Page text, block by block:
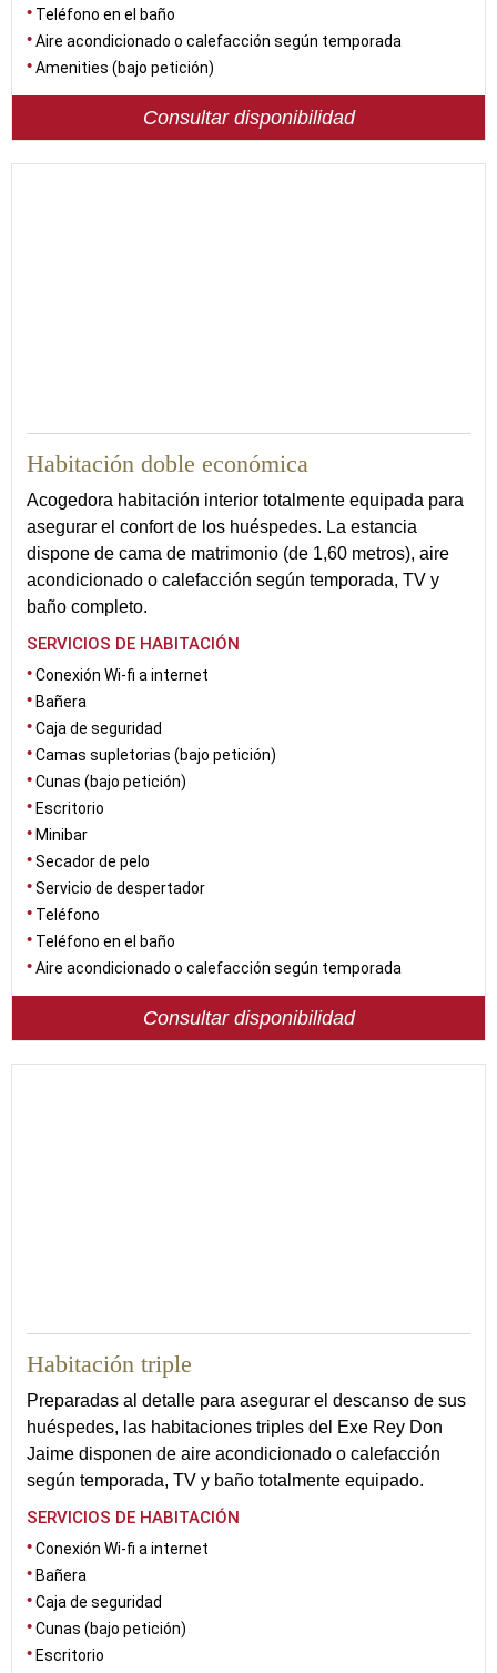
Teléfono en el baño
Aire acondicionado o calefacción según temporada
Amenities (bajo petición)
Consultar disponibilidad
Habitación doble económica
Acogedora habitación interior totalmente equipada para
asegurar el confort de los huéspedes. La estancia
dispone de cama de matrimonio (de 1,60 metros), aire
acondicionado o calefacción según temporada, TV y
baño completo.
SERVICIOS DE HABITACIÓN
Conexión Wi-fi a internet
Bañera
Caja de seguridad
Camas supletorias (bajo petición)
Cunas (bajo petición)
Escritorio
Minibar
Secador de pelo
Servicio de despertador
Teléfono
Teléfono en el baño
Aire acondicionado o calefacción según temporada
Consultar disponibilidad
Habitación triple
Preparadas al detalle para asegurar el descanso de sus
huéspedes, las habitaciones triples del Exe Rey Don
Jaime disponen de aire acondicionado o calefacción
según temporada, TV y baño totalmente equipado.
SERVICIOS DE HABITACIÓN
Conexión Wi-fi a internet
Bañera
Caja de seguridad
Cunas (bajo petición)
Escritorio